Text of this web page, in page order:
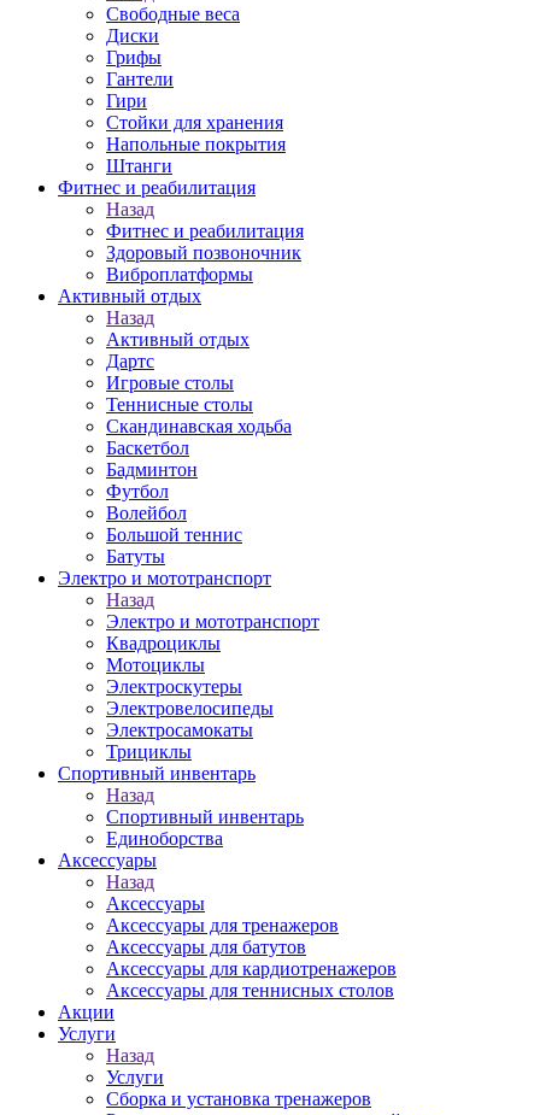
Свободные веса
Диски
Грифы
Гантели
Гири
Стойки для хранения
Напольные покрытия
Штанги
Фитнес и реабилитация
Назад
Фитнес и реабилитация
Здоровый позвоночник
Виброплатформы
Активный отдых
Назад
Активный отдых
Дартс
Игровые столы
Теннисные столы
Скандинавская ходьба
Баскетбол
Бадминтон
Футбол
Волейбол
Большой теннис
Батуты
Электро и мототранспорт
Назад
Электро и мототранспорт
Квадроциклы
Мотоциклы
Электроскутеры
Электровелосипеды
Электросамокаты
Трициклы
Спортивный инвентарь
Назад
Спортивный инвентарь
Единоборства
Аксессуары
Назад
Аксессуары
Аксессуары для тренажеров
Аксессуары для батутов
Аксессуары для кардиотренажеров
Аксессуары для теннисных столов
Акции
Услуги
Назад
Услуги
Сборка и установка тренажеров